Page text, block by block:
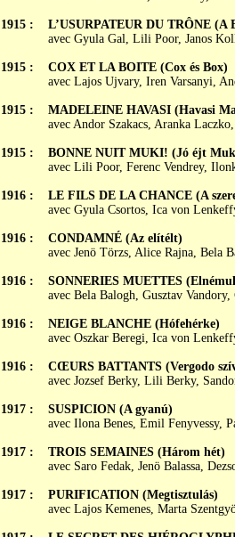
1915 :
1915 :
1915 :
1915 :
1916 :
1916 :
1916 :
1916 :
1916 :
1917 :
1917 :
1917 :
L’USURPATEUR DU TRÔNE (A
avec Gyula Gal, Lili Poor, Janos
COX ET LA BOITE (Cox és Box)
avec Lajos Ujvary, Iren Varsanyi,
MADELEINE HAVASI (Havasi
avec Andor Szakacs, Aranka
BONNE NUIT MUKI! (Jó éjt
avec Lili Poor, Ferenc Vendrey,
LE FILS DE LA CHANCE (A
avec Gyula Csortos, Ica von
CONDAMNÉ (Az elítélt)
avec Jenö Törzs, Alice Rajna, Bela
SONNERIES MUETTES
avec Bela Balogh, Gusztav
NEIGE BLANCHE (Hófehérke)
avec Oszkar Beregi, Ica von
CŒURS BATTANTS (Vergodo
avec Jozsef Berky, Lili Berky,
SUSPICION (A gyanú)
avec Ilona Benes, Emil Fenyvessy,
TROIS SEMAINES (Három hét)
avec Saro Fedak, Jenö Balassa,
PURIFICATION (Megtisztulás)
avec Lajos Kemenes, Marta